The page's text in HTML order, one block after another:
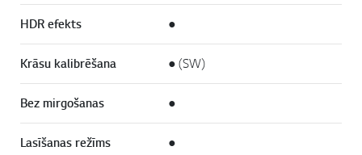
HDR efekts ●
Krāsu kalibrēšana ● (SW)
Bez mirgošanas ●
Lasīšanas režīms ●